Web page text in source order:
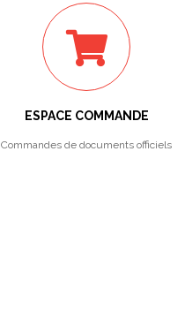
ESPACE COMMANDE
Commandes de documents officiels